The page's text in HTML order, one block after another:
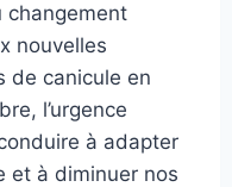
changement
nouvelles
de canicule en
l’urgence
à adapter
et à diminuer nos